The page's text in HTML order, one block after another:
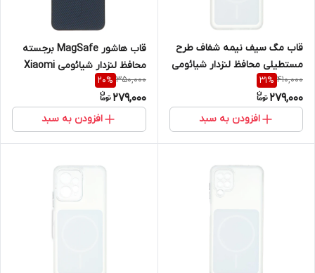
قاب مگ سیف نیمه شفاف طرح
مستطیلی محافظ لنزدار شیائومی
مدل Xiaomi Redmi Note 9S /
Redmi Note 9 Pro / Redmi
Note 9 Pro Max
410,000
31%
279,000
افزودن به سبد
قاب هاشور MagSafe برجسته
محافظ لنزدار شیائومی Xiaomi
Redmi Note 11 4G / Redmi
Note 11S
350,000
20%
279,000
افزودن به سبد